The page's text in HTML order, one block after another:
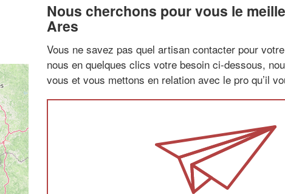
Nous cherchons pour vous le
Ares
Vous ne savez pas quel artisan contacter pour
nous en quelques clics votre besoin ci-dessous,
vous et vous mettons en relation avec le pro qu’il